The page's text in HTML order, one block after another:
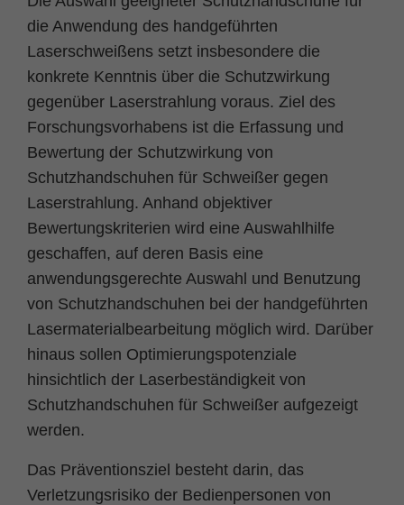
die Anwendung des handgeführten
Laserschweißens setzt insbesondere die
konkrete Kenntnis über die Schutzwirkung
gegenüber Laserstrahlung voraus. Ziel des
Forschungsvorhabens ist die Erfassung und
Bewertung der Schutzwirkung von
Schutzhandschuhen für Schweißer gegen
Laserstrahlung. Anhand objektiver
Bewertungskriterien wird eine Auswahlhilfe
geschaffen, auf deren Basis eine
anwendungsgerechte Auswahl und Benutzung
von Schutzhandschuhen bei der handgeführten
Lasermaterialbearbeitung möglich wird. Darüber
hinaus sollen Optimierungspotenziale
hinsichtlich der Laserbeständigkeit von
Schutzhandschuhen für Schweißer aufgezeigt
werden.
Das Präventionsziel besteht darin, das
Verletzungsrisiko der Bedienpersonen von